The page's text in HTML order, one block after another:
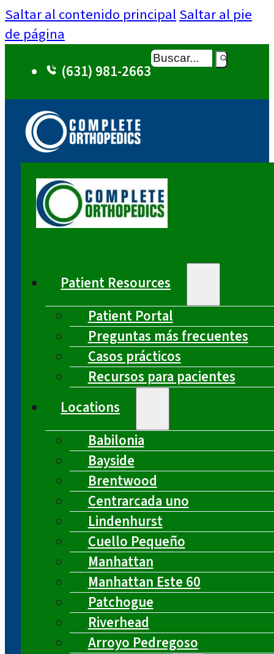
Saltar al contenido principal Saltar al pie
de página
(631) 981-2663
Buscar
Patient Resources
Patient Portal
Preguntas más frecuentes
Casos prácticos
Recursos para pacientes
Locations
Babilonia
Bayside
Brentwood
Centrarcada uno
Lindenhurst
Cuello Pequeño
Manhattan
Manhattan Este 60
Patchogue
Riverhead
Arroyo Pedregoso